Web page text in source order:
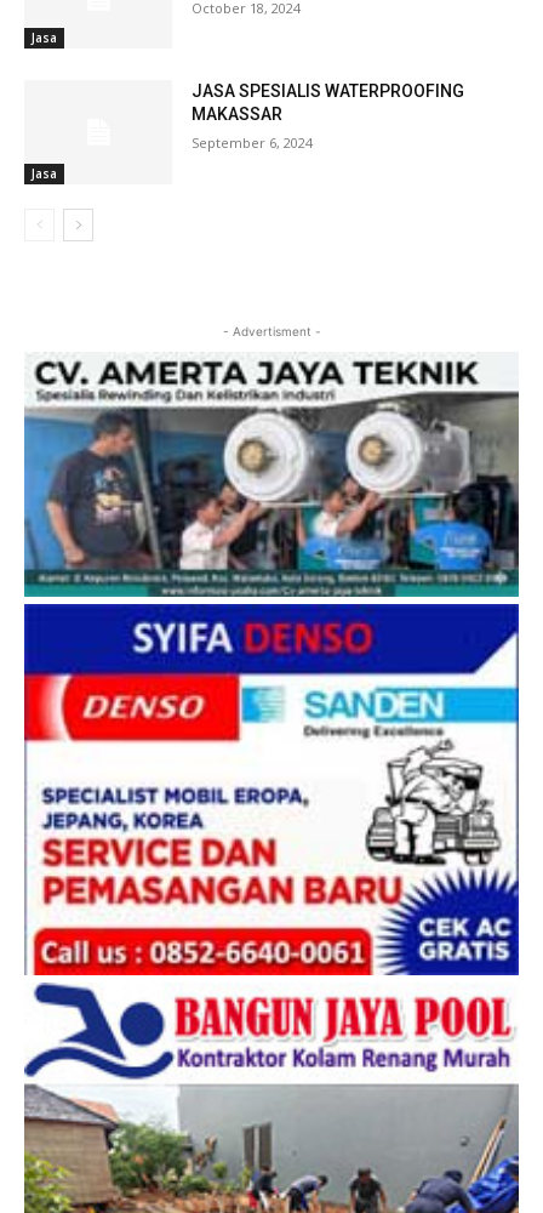
Jasa
October 18, 2024
Jasa
JASA SPESIALIS WATERPROOFING
MAKASSAR
September 6, 2024
- Advertisment -